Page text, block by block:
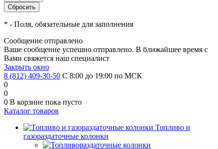
* - Поля, обязательные для заполнения
Сообщение отправлено
Ваше сообщение успешно отправлено. В ближайшее время с
Вами свяжется наш специалист
Закрыть окно
8 (812) 409-30-50 С 8:00 до 19:00 по МСК
0
0
0 В корзине пока пусто
Каталог товаров
Топливо и
газораздаточные колонки